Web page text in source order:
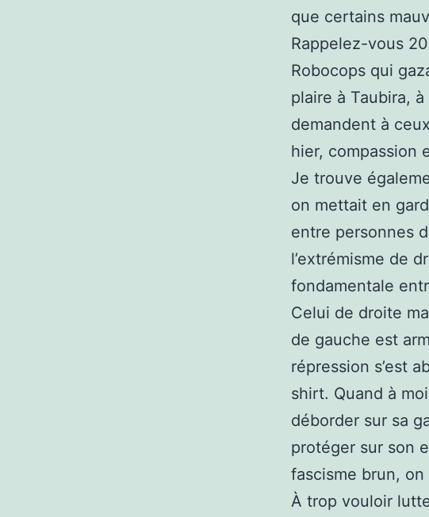
que certains
Rappelez-vous
Robocops qui
plaire à Taubira,
demandent à
hier, compassion
Je trouve
on mettait en
entre personnes
l’extrémisme de
fondamentale
Celui de droite
de gauche est
répression s’est
shirt. Quand à
déborder sur sa
protéger sur son
fascisme brun,
À trop vouloir